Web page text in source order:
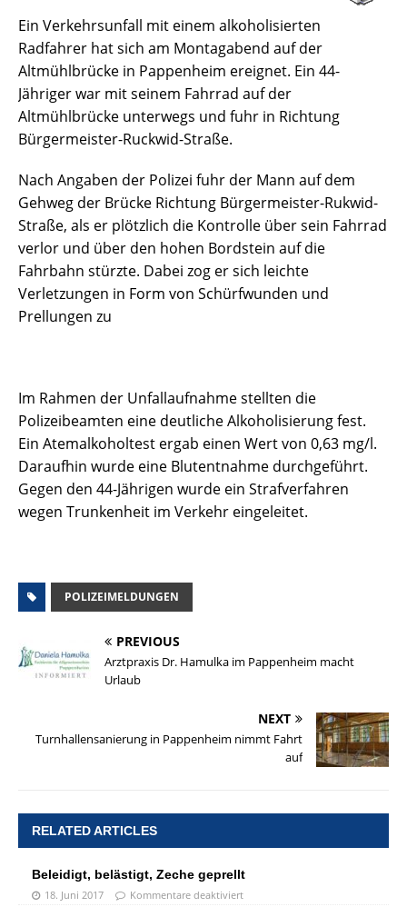
Ein Verkehrsunfall mit einem alkoholisierten
Radfahrer hat sich am Montagabend auf der
Altmühlbrücke in Pappenheim ereignet. Ein 44-
Jähriger war mit seinem Fahrrad auf der
Altmühlbrücke unterwegs und fuhr in Richtung
Bürgermeister-Ruckwid-Straße.
Nach Angaben der Polizei fuhr der Mann auf dem
Gehweg der Brücke Richtung Bürgermeister-Rukwid-
Straße, als er plötzlich die Kontrolle über sein Fahrrad
verlor und über den hohen Bordstein auf die
Fahrbahn stürzte. Dabei zog er sich leichte
Verletzungen in Form von Schürfwunden und
Prellungen zu
Im Rahmen der Unfallaufnahme stellten die
Polizeibeamten eine deutliche Alkoholisierung fest.
Ein Atemalkoholtest ergab einen Wert von 0,63 mg/l.
Daraufhin wurde eine Blutentnahme durchgeführt.
Gegen den 44-Jährigen wurde ein Strafverfahren
wegen Trunkenheit im Verkehr eingeleitet.
POLIZEIMELDUNGEN
PREVIOUS
Arztpraxis Dr. Hamulka im Pappenheim macht
Urlaub
NEXT
Turnhallensanierung in Pappenheim nimmt Fahrt
auf
RELATED ARTICLES
Beleidigt, belästigt, Zeche geprellt
18. Juni 2017 Kommentare deaktiviert